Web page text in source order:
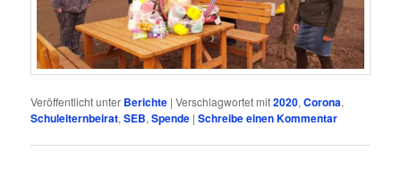
Veröffentlicht unter Berichte |Verschlagwortet mit2020,Corona,
Schulelternbeirat,SEB,Spende |Schreibe einen Kommentar